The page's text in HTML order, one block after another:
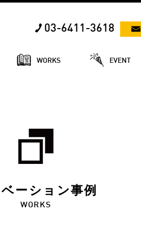
03-6411-3618
WORKS EVENT
ーション事例
WORKS